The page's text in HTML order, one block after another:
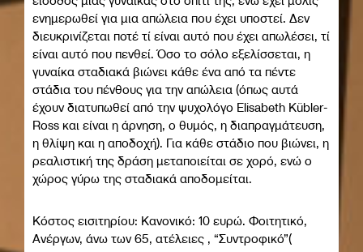
ενημερωθεί για μια απώλεια που έχει υποστεί. Δεν
διευκρινίζεται ποτέ τί είναι αυτό που έχει απωλέσει, τί
είναι αυτό που πενθεί. Όσο το σόλο εξελίσσεται, η
γυναίκα σταδιακά βιώνει κάθε ένα από τα πέντε
στάδια του πένθους για την απώλεια (όπως αυτά
έχουν διατυπωθεί από την ψυχολόγο Elisabeth Kübler-
Ross και είναι η άρνηση, ο θυμός, η διαπραγμάτευση,
η θλίψη και η αποδοχή). Για κάθε στάδιο που βιώνει, η
ρεαλιστική της δράση μεταποιείται σε χορό, ενώ ο
χώρος γύρω της σταδιακά αποδομείται.
Κόστος εισιτηρίου: Κανονικό: 10 ευρώ. Φοιτητικό,
Ανέργων, άνω των 65, ατέλειες , “Συντροφικό”(